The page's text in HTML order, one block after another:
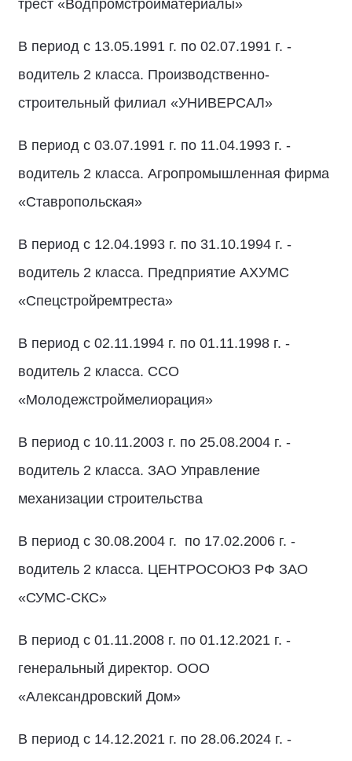
трест «Водпромстройматериалы»
В период с 13.05.1991 г. по 02.07.1991 г. -
водитель 2 класса. Производственно-
строительный филиал «УНИВЕРСАЛ»
В период с 03.07.1991 г. по 11.04.1993 г. -
водитель 2 класса. Агропромышленная фирма
«Ставропольская»
В период с 12.04.1993 г. по 31.10.1994 г. -
водитель 2 класса. Предприятие АХУМС
«Спецстройремтреста»
В период с 02.11.1994 г. по 01.11.1998 г. -
водитель 2 класса. ССО
«Молодежстроймелиорация»
В период с 10.11.2003 г. по 25.08.2004 г. -
водитель 2 класса. ЗАО Управление
механизации строительства
В период с 30.08.2004 г. по 17.02.2006 г. -
водитель 2 класса. ЦЕНТРОСОЮЗ РФ ЗАО
«СУМС-СКС»
В период с 01.11.2008 г. по 01.12.2021 г. -
генеральный директор. ООО
«Александровский Дом»
В период с 14.12.2021 г. по 28.06.2024 г. -